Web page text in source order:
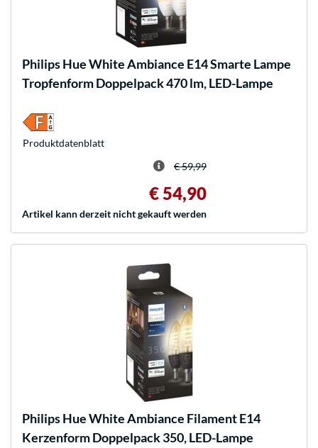
Philips HueWhite Ambiance E14 Smarte Lampe
Tropfenform Doppelpack 470 lm, LED-Lampe
€ 59,99
€ 54,90
Artikel kann derzeit nicht gekauft werden
Produkt­datenblatt
Philips HueWhite Ambiance Filament E14
Kerzenform Doppelpack 350, LED-Lampe